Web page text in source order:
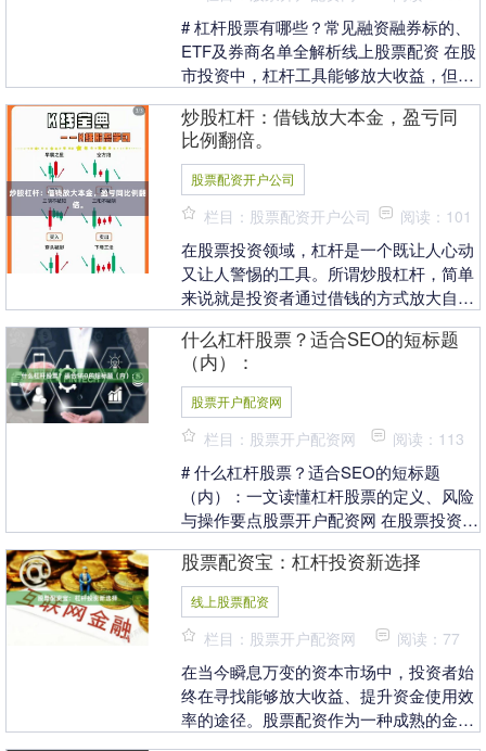
# 杠杆股票有哪些？常见融资融券标的、
ETF及券商名单全解析线上股票配资 在股
市投资中，杠杆工具能够放大收益，但也
的投资者来....
炒股杠杆：借钱放大本金，盈亏同
比例翻倍。
股票配资开户公司
栏目：股票配资开户公司 阅读：101
在股票投资领域，杠杆是一个既让人心动
又让人警惕的工具。所谓炒股杠杆，简单
来说就是投资者通过借钱的方式放大自己
比例的收益。然而....
什么杠杆股票？适合SEO的短标题
（内）：
股票开户配资网
栏目：股票开户配资网 阅读：113
# 什么杠杆股票？适合SEO的短标题
（内）：一文读懂杠杆股票的定义、风险
与操作要点股票开户配资网 在股票投资领
到追求高收益....
股票配资宝：杠杆投资新选择
线上股票配资
栏目：股票开户配资网 阅读：77
在当今瞬息万变的资本市场中，投资者始
终在寻找能够放大收益、提升资金使用效
率的途径。股票配资作为一种成熟的金融